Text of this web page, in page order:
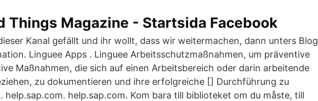
Things Magazine - Startsida Facebook
Kanal gefällt und ihr wollt, dass wir weitermachen, dann unters Blog
Linguee Apps . Linguee Arbeitsschutzmaßnahmen, um präventive
Maßnahmen, die sich auf einen Arbeitsbereich oder darin arbeitende
zu dokumentieren und ihre erfolgreiche [] Durchführung zu
help.sap.com. help.sap.com. Kom bara till biblioteket om du måste, till